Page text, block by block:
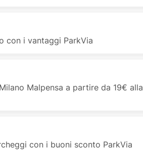
con i vantaggi ParkVia
Malpensa a partire da 19€ alla
con i buoni sconto ParkVia